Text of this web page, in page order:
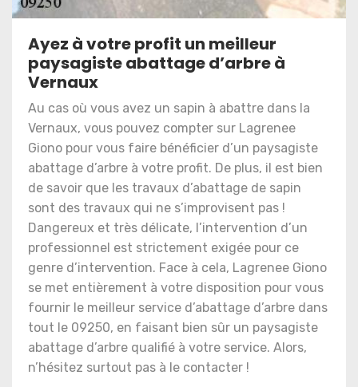
Ayez à votre profit un meilleur
paysagiste abattage d’arbre à
Vernaux
Au cas où vous avez un sapin à abattre dans la
Vernaux, vous pouvez compter sur Lagrenee
Giono pour vous faire bénéficier d’un paysagiste
abattage d’arbre à votre profit. De plus, il est bien
de savoir que les travaux d’abattage de sapin
sont des travaux qui ne s’improvisent pas !
Dangereux et très délicate, l’intervention d’un
professionnel est strictement exigée pour ce
genre d’intervention. Face à cela, Lagrenee Giono
se met entièrement à votre disposition pour vous
fournir le meilleur service d’abattage d’arbre dans
tout le 09250, en faisant bien sûr un paysagiste
abattage d’arbre qualifié à votre service. Alors,
n’hésitez surtout pas à le contacter !